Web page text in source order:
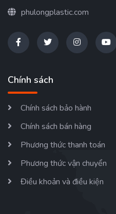
phulongplastic.com
Chính sách
Chính sách bảo hành
Chính sách bán hàng
Phương thức thanh toán
Phương thức vận chuyển
Điều khoản và điều kiện